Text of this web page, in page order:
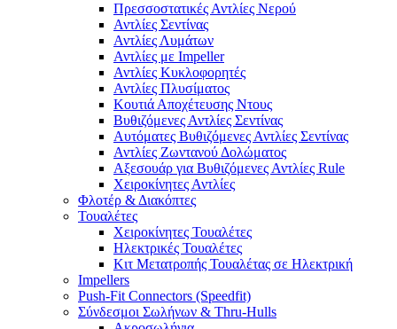
Πρεσσοστατικές Αντλίες Νερού
Αντλίες Σεντίνας
Αντλίες Λυμάτων
Αντλίες με Impeller
Αντλίες Κυκλοφορητές
Αντλίες Πλυσίματος
Κουτιά Αποχέτευσης Ντους
Βυθιζόμενες Αντλίες Σεντίνας
Αυτόματες Βυθιζόμενες Αντλίες Σεντίνας
Αντλίες Ζωντανού Δολώματος
Αξεσουάρ για Βυθιζόμενες Αντλίες Rule
Χειροκίνητες Αντλίες
Φλοτέρ & Διακόπτες
Τουαλέτες
Χειροκίνητες Τουαλέτες
Ηλεκτρικές Τουαλέτες
Κιτ Μετατροπής Τουαλέτας σε Ηλεκτρική
Impellers
Push-Fit Connectors (Speedfit)
Σύνδεσμοι Σωλήνων & Thru-Hulls